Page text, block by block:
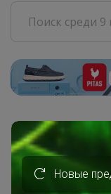
Главная
Совместные
АРХИВ СП
Товары для
Новые